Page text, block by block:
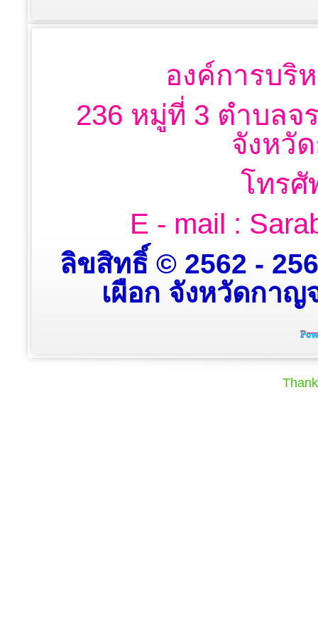
องค์การบริ
236 หมู่ที่ 3 ตำบลจ
จังหวั
โทรศั
E - mail :
ลิขสิทธิ์ © 2562 -
เผือก จังหวัดกา